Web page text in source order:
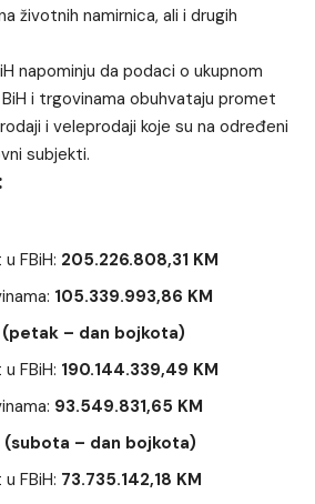
životnih namirnica, ali i drugih
napominju da podaci o ukupnom
i trgovinama obuhvataju promet
i veleprodaji koje su na određeni
subjekti.
FBiH: 205.226.808,31 KM
105.339.993,86 KM
– dan bojkota)
FBiH: 190.144.339,49 KM
93.549.831,65 KM
– dan bojkota)
FBiH: 73.735.142,18 KM